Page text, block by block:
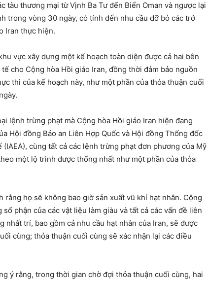
tàu thương mại từ Vịnh Ba Tư đến Biển Oman và ngược lại
trong vòng 30 ngày, có tính đến nhu cầu dỡ bỏ các trở
Iran thực hiện.
vực xây dựng một kế hoạch toàn diện được cả hai bên
cho Cộng hòa Hồi giáo Iran, đồng thời đảm bảo nguồn
thi của kế hoạch này, như một phần của thỏa thuận cuối
lệnh trừng phạt mà Cộng hòa Hồi giáo Iran hiện đang
Hội đồng Bảo an Liên Hợp Quốc và Hội đồng Thống đốc
cùng tất cả các lệnh trừng phạt đơn phương của Mỹ
một lộ trình được thống nhất như một phần của thỏa
rằng họ sẽ không bao giờ sản xuất vũ khí hạt nhân. Cộng
phận của các vật liệu làm giàu và tất cả các vấn đề liên
nhất trí, bao gồm cả nhu cầu hạt nhân của Iran, sẽ được
cùng; thỏa thuận cuối cùng sẽ xác nhận lại các điều
ý rằng, trong thời gian chờ đợi thỏa thuận cuối cùng, hai